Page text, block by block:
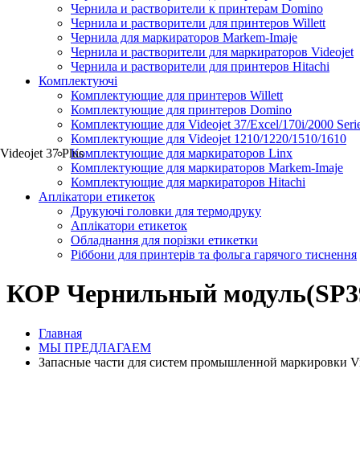
Чернила и растворители к принтерам Domino
Чернила и растворители для принтеров Willett
Чернила для маркираторов Markem-Imaje
Чернила и растворители для маркираторов Videojet
Чернила и растворители для принтеров Hitachi
Комплектуючі
Комплектующие для принтеров Willett
Комплектующие для принтеров Domino
Комплектующие для Videojet 37/Excel/170i/2000
Комплектующие для Videojet 1210/1220/1510/1610
Комплектующие для маркираторов Linx
Комплектующие для маркираторов Markem-Imaje
Комплектующие для маркираторов Hitachi
Аплікатори етикеток
Друкуючі головки для термодруку
Аплікатори етикеток
Обладнання для порізки етикетки
Ріббони для принтерів та фольга гарячого тиснення
КОР Чернильный
Главная
МЫ ПРЕДЛАГАЕМ
Запасные части для систем промышленной маркировки
Videojet 37 Plus